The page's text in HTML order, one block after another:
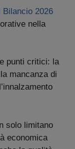
Bilancio 2026
nella
punti critici: la
mancanza di
solo limitano
economica